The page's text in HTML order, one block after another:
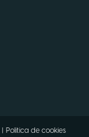
Politica de cookies